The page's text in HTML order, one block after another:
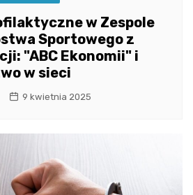
w Zespole
Sportowego z
"ABC Ekonomii" i
w sieci
9 kwietnia 2025